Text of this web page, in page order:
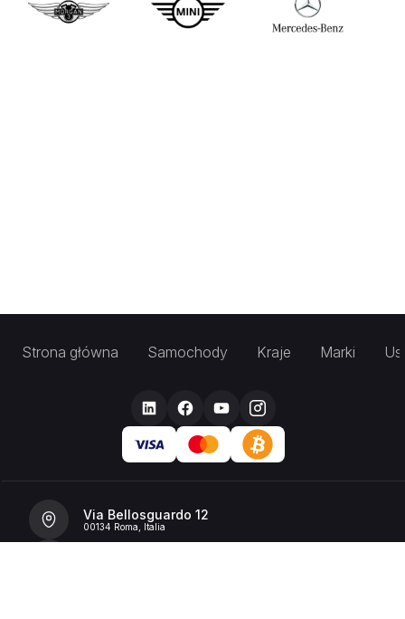
Strona główna Samochody Kraje Marki
Via Bellosguardo 12
00134 Roma, Italia